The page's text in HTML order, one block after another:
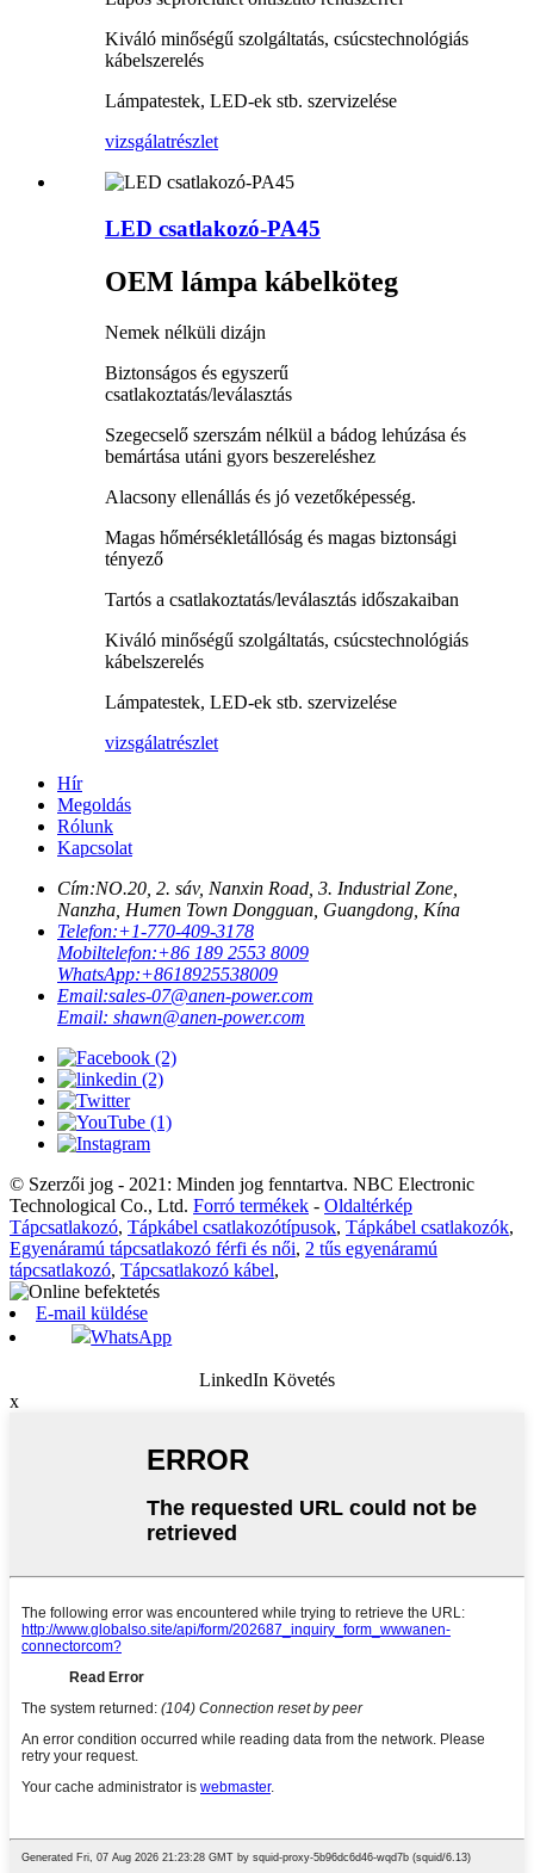
Kiváló minőségű szolgáltatás, csúcstechnológiás
kábelszerelés
Lámpatestek, LED-ek stb. szervizelése
vizsgálatrészlet
LED csatlakozó-PA45
OEM lámpa kábelköteg
Nemek nélküli dizájn
Biztonságos és egyszerű
csatlakoztatás/leválasztás
Szegecselő szerszám nélkül a bádog lehúzása és
bemártása utáni gyors beszereléshez
Alacsony ellenállás és jó vezetőképesség.
Magas hőmérsékletállóság és magas biztonsági
tényező
Tartós a csatlakoztatás/leválasztás időszakaiban
Kiváló minőségű szolgáltatás, csúcstechnológiás
kábelszerelés
Lámpatestek, LED-ek stb. szervizelése
vizsgálatrészlet
Hír
Megoldás
Rólunk
Kapcsolat
Cím:NO.20, 2. sáv, Nanxin Road, 3. Industrial Zone,
Nanzha, Humen Town Dongguan, Guangdong, Kína
Telefon:+1-770-409-3178
Mobiltelefon:+86 189 2553 8009
WhatsApp:+8618925538009
Email:sales-07@anen-power.com
Email: shawn@anen-power.com
© Szerzői jog - 2021: Minden jog fenntartva. NBC Electronic
Technological Co., Ltd. Forró termékek - Oldaltérkép
Tápcsatlakozó, Tápkábel csatlakozótípusok, Tápkábel csatlakozók,
Egyenáramú tápcsatlakozó férfi és női, 2 tűs egyenáramú
tápcsatlakozó, Tápcsatlakozó kábel,
E-mail küldése
WhatsApp
LinkedIn Követés
x